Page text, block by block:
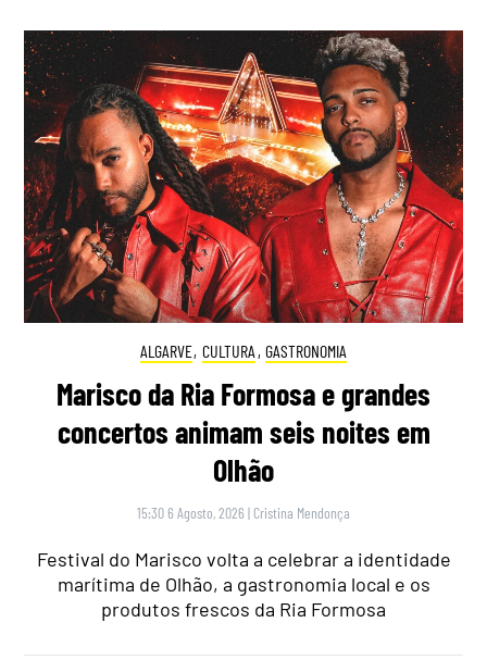
ALGARVE, CULTURA , GASTRONOMIA
Marisco da Ria Formosa e grandes
concertos animam seis noites em
Olhão
15:30 6 Agosto, 2026 | Cristina Mendonça
Festival do Marisco volta a celebrar a identidade
marítima de Olhão, a gastronomia local e os
produtos frescos da Ria Formosa